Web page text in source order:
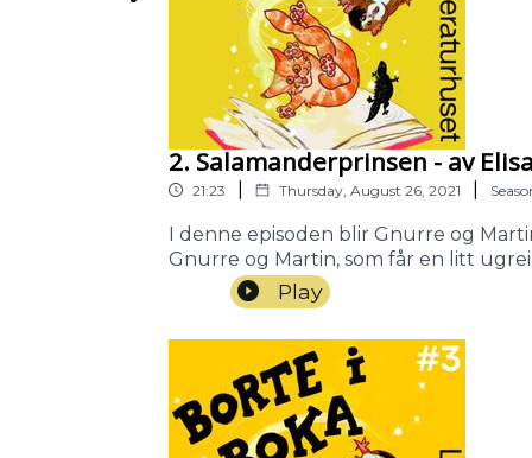
2. Salamanderprinsen - av
21:23 Thursday, August 26, 2021
I denne episoden blir Gnurre og
Gnurre og Martin, som får en litt
selveste hovedpersonen?Elisabeth
første roman for skolebarn.
ødelagte doen: Petter
Litteraturhuset.
Play